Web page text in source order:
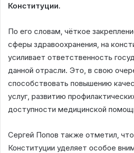
Конституции.
По его словам, чёткое
сферы здравоохранения, на
усиливает ответственность
данной отрасли. Это, в свою
способствовать повышению
услуг, развитию
доступности медицинской
Сергей Попов также отметил,
Конституции уделяет особое